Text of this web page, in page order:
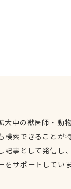
大中の獣医師・動
検索できることが
記事として発信し
をサポートしてい